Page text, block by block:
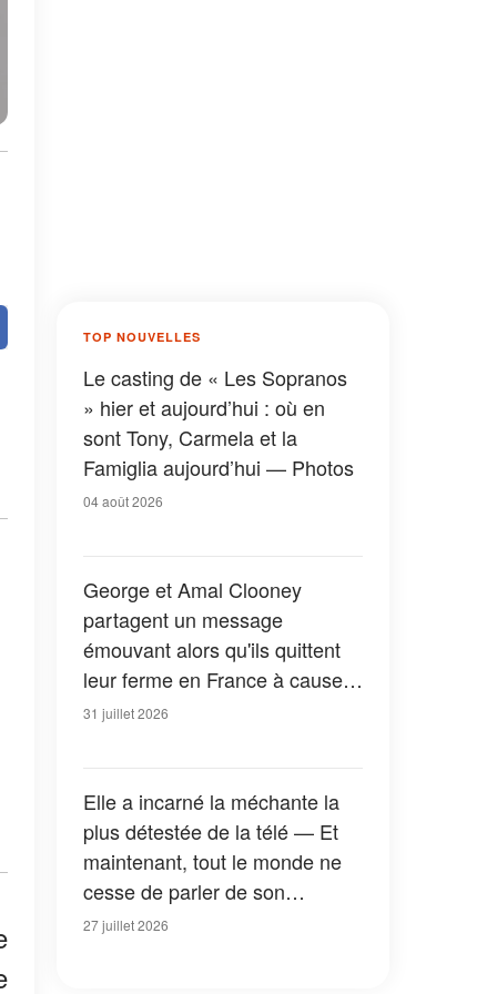
TOP NOUVELLES
Le casting de « Les Sopranos
» hier et aujourd’hui : où en
sont Tony, Carmela et la
Famiglia aujourd’hui — Photos
04 août 2026
George et Amal Clooney
partagent un message
émouvant alors qu'ils quittent
leur ferme en France à cause
des feux de forêt — Tous les
31 juillet 2026
Elle a incarné la méchante la
plus détestée de la télé — Et
maintenant, tout le monde ne
cesse de parler de son
apparition dans la nouvelle
27 juillet 2026